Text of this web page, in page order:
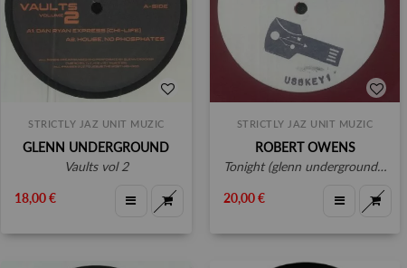
STRICTLY JAZ UNIT MUZIC
GLENN UNDERGROUND
vaults vol 2
18,00 €
STRICTLY JAZ UNIT MUZIC
ROBERT OWENS
tonight (glenn underground unreleased mix)
20,00 €